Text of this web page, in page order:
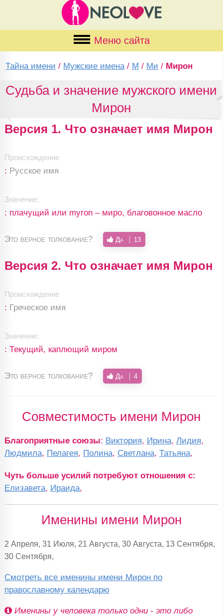
Меню сайта
Тайна имени / Мужские имена / М / Ми / Мирон
Судьба и значение мужского имени
Мирон
Версия 1. Что означает имя Мирон
Происхождение
: Русское имя
Значение:
: плачущий или myron – миро, благовонное масло
Это верное толкование? Да 13
Версия 2. Что означает имя Мирон
Происхождение
: Греческое имя
Значение:
: Текущий, каплющий миром
Это верное толкование? Да 4
Совместимость имени Мирон
Благоприятные союзы: Виктория, Ирина, Лидия,
Людмила, Пелагея, Полина, Светлана, Татьяна,
Чуть больше усилий потребуют отношения с:
Елизавета, Ираида,
Именины имени Мирон
2 Апреля, 31 Июля, 21 Августа, 30 Августа, 13 Сентября,
30 Сентября,
Смотреть все именины имени Мирон по
православному календарю
Именины у человека только одни - это либо